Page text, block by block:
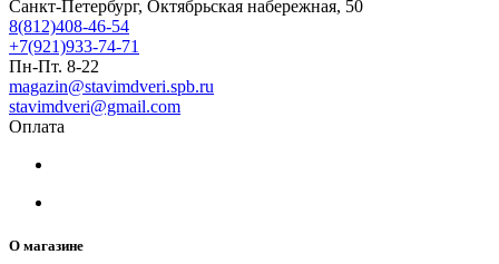
Санкт-Петербург, Октябрьская набережная, 50
8(812)408-46-54
+7(921)933-74-71
Пн-Пт. 8-22
magazin@stavimdveri.spb.ru
stavimdveri@gmail.com
Оплата
О магазине